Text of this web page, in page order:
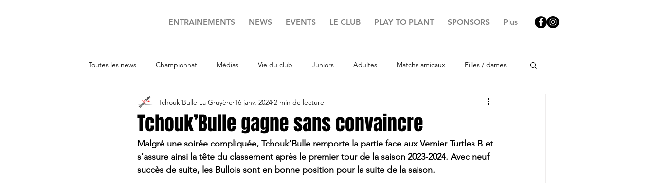
ENTRAINEMENTS NEWS EVENTS LE CLUB PLAY TO PLANT SPONSORS Plus
Toutes les news Championnat Médias Vie du club Juniors Adultes Matchs amicaux Filles / dames
Tchouk’Bulle gagne sans convaincre
Tchouk'Bulle La Gruyère 16 janv. 2024 2 min de lecture
Malgré une soirée compliquée, Tchouk’Bulle remporte la partie face aux Vernier Turtles B et
s’assure ainsi la tête du classement après le premier tour de la saison 2023-2024. Avec neuf
succès de suite, les Bullois sont en bonne position pour la suite de la saison.